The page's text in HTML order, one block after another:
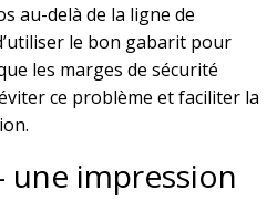
au-delà de la ligne de
le bon gabarit pour
les marges de sécurité
ce problème et faciliter la
une impression